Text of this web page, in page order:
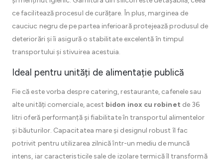
ce facilitează procesul de curățare. În plus, marginea de
cauciuc negru de pe partea inferioară protejează produsul de
deteriorări și îi asigură o stabilitate excelentă în timpul
transportului și stivuirea acestuia.
Ideal pentru unități de alimentație publică
Fie că este vorba despre catering, restaurante, cafenele sau
alte unități comerciale, acest bidon inox cu robinet de 36
litri oferă performanță și fiabilitate în transportul alimentelor
și băuturilor. Capacitatea mare și designul robust îl fac
potrivit pentru utilizarea zilnică într-un mediu de muncă
intens, iar caracteristicile sale de izolare termică îl transformă